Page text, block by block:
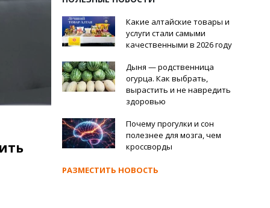
Какие алтайские товары и
услуги стали самыми
качественными в 2026 году
Дыня — родственница
огурца. Как выбрать,
вырастить и не навредить
здоровью
Почему прогулки и сон
полезнее для мозга, чем
кроссворды
РАЗМЕСТИТЬ НОВОСТЬ